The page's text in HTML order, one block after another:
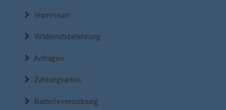
Impressum
Widerrufsbelehrung
Anfragen
Zahlungsarten
Batterieverordnung